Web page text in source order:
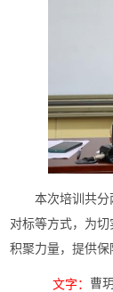
本次培训共分
对标等方式，为
积聚力量，提供保
文字： 曹玥